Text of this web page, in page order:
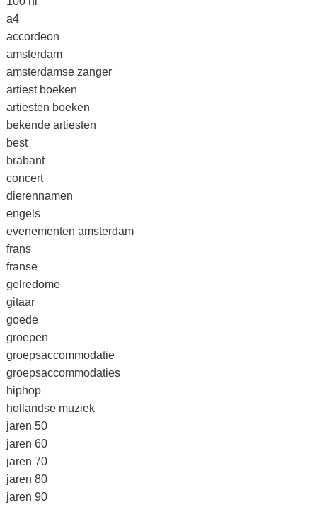
a4
accordeon
amsterdam
amsterdamse zanger
artiest boeken
artiesten boeken
bekende artiesten
best
brabant
concert
dierennamen
engels
evenementen amsterdam
frans
franse
gelredome
gitaar
goede
groepen
groepsaccommodatie
groepsaccommodaties
hiphop
hollandse muziek
jaren 50
jaren 60
jaren 70
jaren 80
jaren 90